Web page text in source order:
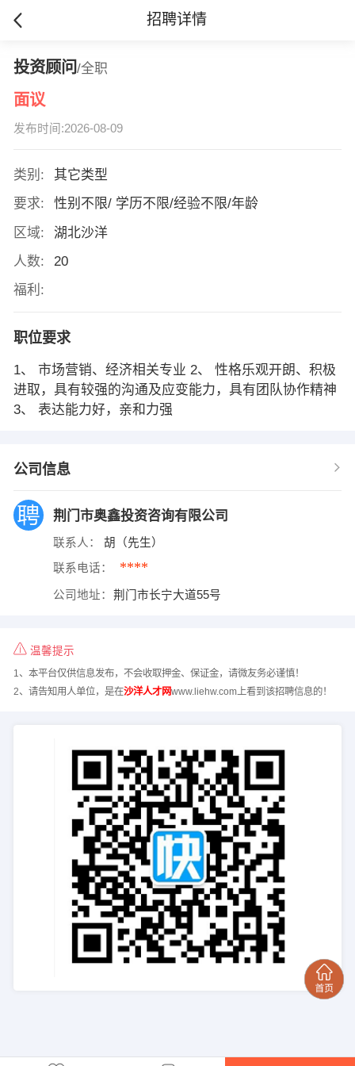
招聘详情
投资顾问/全职
面议
发布时间:2026-08-09
类别:
其它类型
要求:
性别不限/ 学历不限/经验不限/年龄
区域:
湖北沙洋
人数:
20
福利:
职位要求
1、 市场营销、经济相关专业 2、 性格乐观开朗、积极
进取，具有较强的沟通及应变能力，具有团队协作精神
3、 表达能力好，亲和力强
公司信息
荆门市奥鑫投资咨询有限公司
联系人： 胡（先生）
联系电话： ****
公司地址： 荆门市长宁大道55号
温馨提示
1、本平台仅供信息发布，不会收取押金、保证金，请微友务必谨慎！
2、请告知用人单位，是在沙洋人才网www.liehw.com上看到该招聘信息的！